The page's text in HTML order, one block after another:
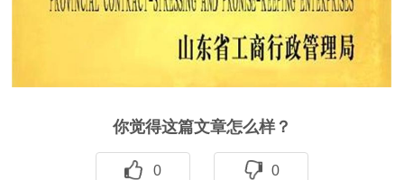
你觉得这篇文章怎么样？
0 0